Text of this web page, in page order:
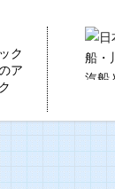
ク
ア